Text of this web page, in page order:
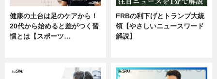
健康の土台は足のケアから！
20代から始めると差がつく習
慣とは【スポーツ…
FRBの利下げとトランプ大統
領【やさしいニュースワード
解説】